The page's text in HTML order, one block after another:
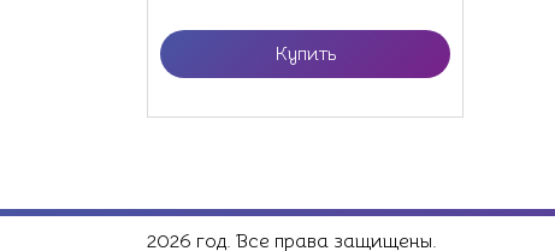
Купить
2026 год. Все права защищены.